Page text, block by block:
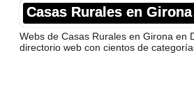
Casas Rurales en Girona
Webs de Casas Rurales en Girona en
directorio web con cientos de